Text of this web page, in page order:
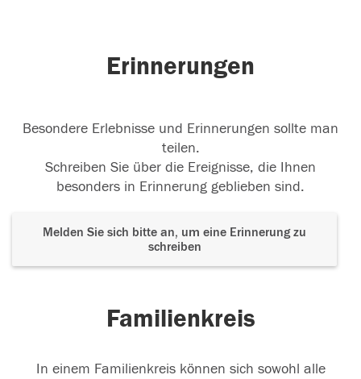
Erinnerungen
Besondere Erlebnisse und Erinnerungen sollte man
teilen.
Schreiben Sie über die Ereignisse, die Ihnen
besonders in Erinnerung geblieben sind.
Melden Sie sich bitte an, um eine Erinnerung zu
schreiben
Familienkreis
In einem Familienkreis können sich sowohl alle